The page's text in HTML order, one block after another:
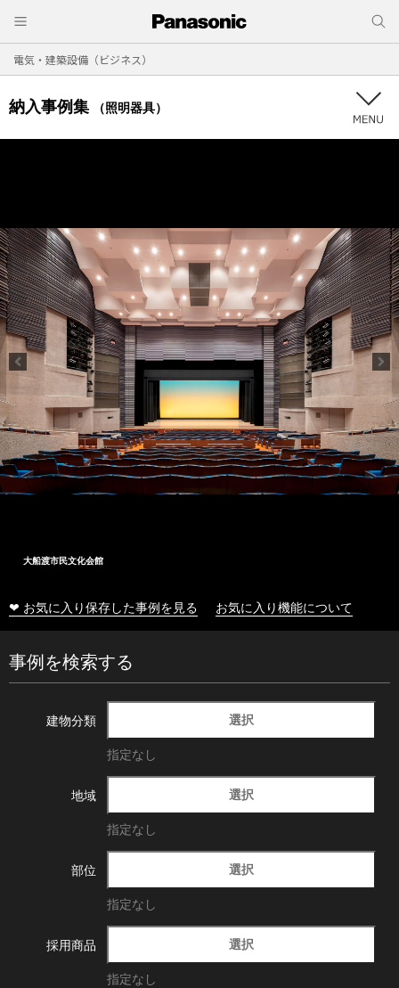
電気・建築設備（ビジネス）
納入事例集 （照明器具）
大船渡市民文化会館
❤ お気に入り保存した事例を見る お気に入り機能について
事例を検索する
建物分類 選択
指定なし
地域 選択
指定なし
部位 選択
指定なし
採用商品 選択
指定なし